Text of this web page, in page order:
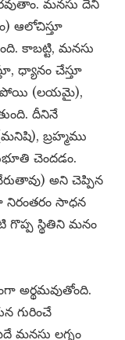
మనసు దేని
ఆలోచిస్తూ
కాబట్టి, మనసు
ధ్యానం చేస్తూ
(లయమై),
దీనినే
బ్రహ్మము
చెందడం.
అని చెప్పిన
నిరంతరం సాధన
గొప్ప స్థితిని మనం
అర్థమవుతోంది.
గురించే
మనసు లగ్నం